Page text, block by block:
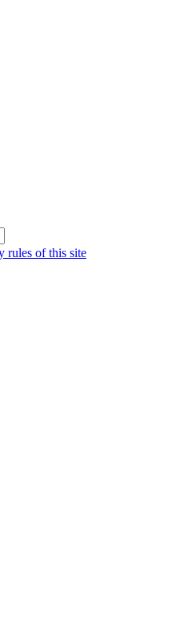
rules of this site